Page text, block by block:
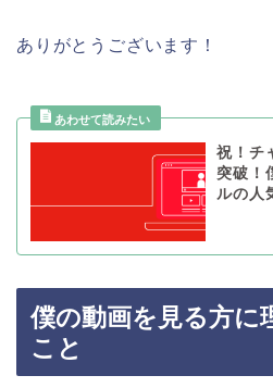
ありがとうございます！
祝！チ
突破！
ルの人
僕の動画を見る方に
こと